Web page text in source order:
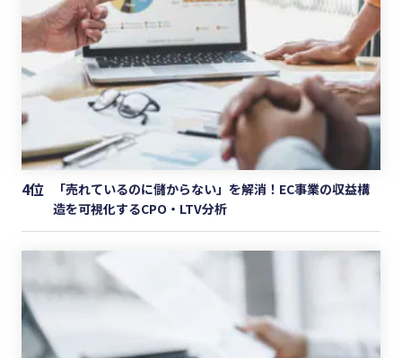
4位
「売れているのに儲からない」を解消！EC事業の収益構
造を可視化するCPO・LTV分析